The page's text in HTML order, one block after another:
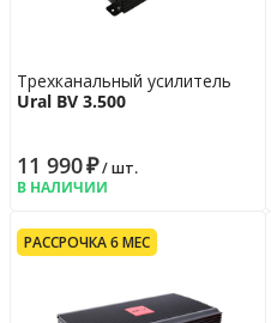
Трехканальный усилитель
Ural BV 3.500
11 990₽/ шт.
В НАЛИЧИИ
РАССРОЧКА 6 МЕС